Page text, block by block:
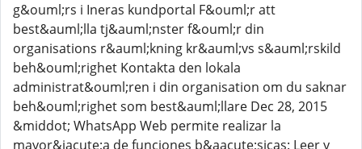
g&ouml;rs i Ineras kundportal F&ouml;r att
best&auml;lla tj&auml;nster f&ouml;r din
organisations r&auml;kning kr&auml;vs s&auml;rskild
beh&ouml;righet Kontakta den lokala
administrat&ouml;ren i din organisation om du saknar
beh&ouml;righet som best&auml;llare Dec 28, 2015
&middot; WhatsApp Web permite realizar la
mayor&iacute;a de funciones b&aacute;sicas: Leer y